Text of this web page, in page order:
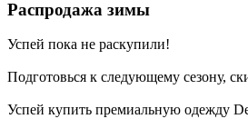
Распродажа зимы
Успей пока не раскупили!
Подготовься к следующему сезону,
Успей купить премиальную одежду